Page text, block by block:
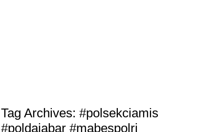
Tag Archives:#polsekciamis
#poldajabar #mabespolri